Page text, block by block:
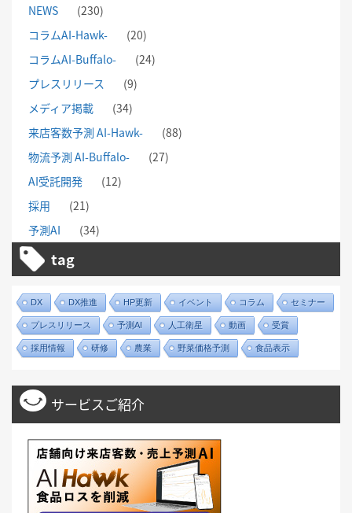
NEWS
(230)
コラムAI-Hawk-
(20)
コラムAI-Buffalo-
(24)
プレスリリース
(9)
メディア掲載
(34)
来店客数予測 AI-Hawk-
(88)
物流予測 AI-Buffalo-
(27)
AI受託開発
(12)
採用
(21)
予測AI
(34)
tag
DX DX推進 HP更新 イベント コラム セミナー
プレスリリース 予測AI 人工衛星 動画 受賞
採用情報 研修 農業 野菜価格予測 食品表示
サービスご紹介